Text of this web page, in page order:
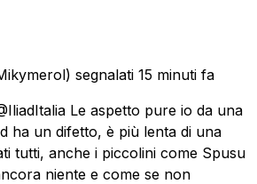
segnalati 15 minuti fa
Le aspetto pure io da una
ha un difetto, è più lenta di una
tutti, anche i piccolini come Spusu
niente e come se non